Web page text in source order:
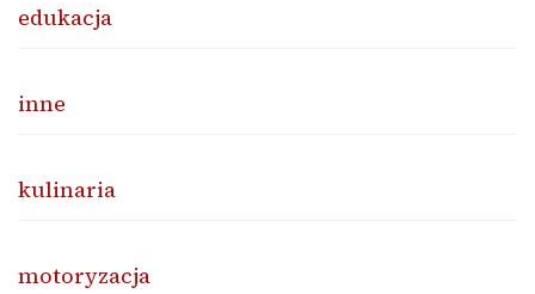
edukacja
inne
kulinaria
motoryzacja